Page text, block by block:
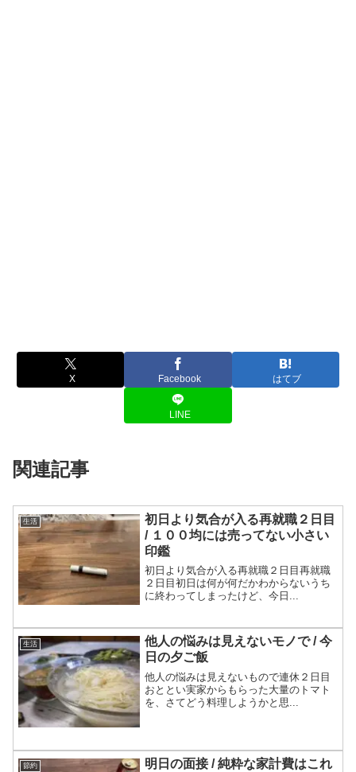
X Facebook はてブ
LINE
関連記事
生活
初日より気合が入る再就職２日目
/ １００均には売ってない小さい
印鑑
初日より気合が入る再就職２日目再就職
２日目初日は何が何だかわからないうち
に終わってしまったけど、今日...
生活
他人の悩みは見えないモノで / 今
日の夕ご飯
他人の悩みは見えないもので連休２日目
おととい実家からもらった大量のトマト
を、さてどう料理しようかと思...
節約
明日の面接 / 純粋な家計費はこれ